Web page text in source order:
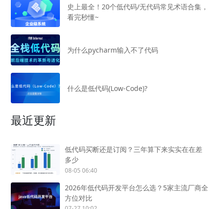
史上最全！20个低代码/无代码常见术语合集，
看完秒懂~
为什么pycharm输入不了代码
什么是低代码(Low-Code)?
最近更新
低代码买断还是订阅？三年算下来实实在在差
多少
08-05 06:40
2026年低代码开发平台怎么选？5家主流厂商全
方位对比